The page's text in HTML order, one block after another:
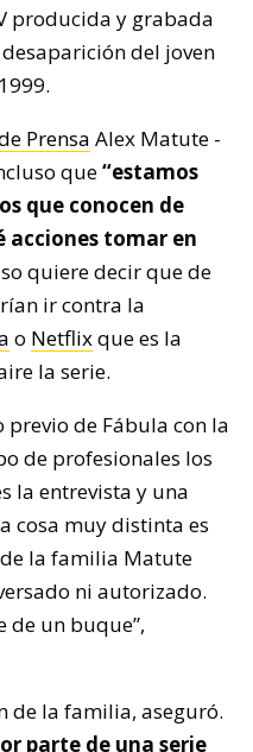
producida y grabada
del joven
Prensa Alex Matute -
que“estamos
que conocen de
acciones tomar en
quiere decir que de
ir contra la
o Netflixque es la
la serie.
previo de Fábula con la
de profesionales los
la entrevista y una
cosa muy distinta es
la familia Matute
ni autorizado.
de un buque”,
de la familia, aseguró.
parte de una serie